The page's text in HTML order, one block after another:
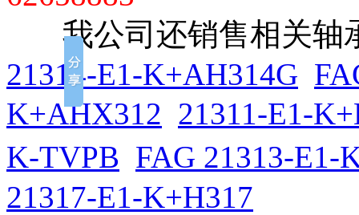
我公司还销售相关轴
21314-E1-K+AH314G
K+AHX312 21311-E1-
K-TVPB FAG 21313-E1-
21317-E1-K+H317